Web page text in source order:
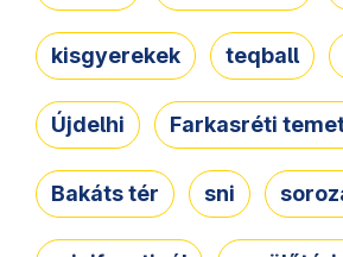
kisgyerekek teqball
Újdelhi Farkasréti
Bakáts tér sni